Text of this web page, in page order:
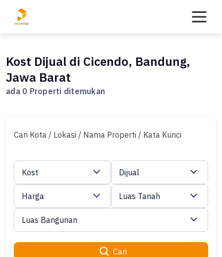
Kost Dijual di Cicendo, Bandung,
Jawa Barat
ada 0 Properti ditemukan
Cari Kota / Lokasi / Nama Properti / Kata Kunci
Cari
Kost Dijual
Harga Luas Tanah
Luas Bangunan